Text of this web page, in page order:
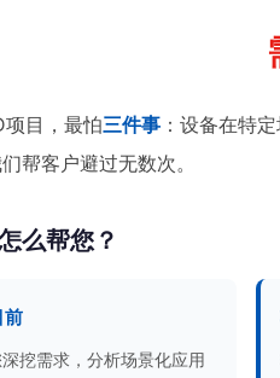
项目，最怕三件事 ：设备在特
帮客户避过无数次。
么帮您？
前
挖需求，分析场景化应用